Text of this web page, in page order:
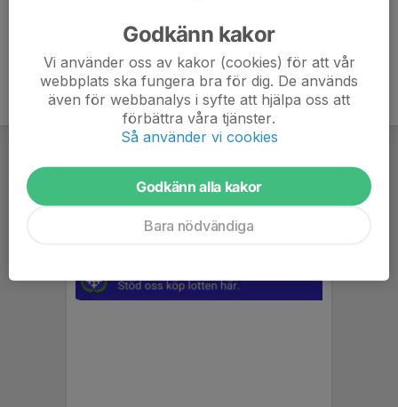
Godkänn kakor
Vi använder oss av kakor (cookies) för att vår
webbplats ska fungera bra för dig. De används
även för webbanalys i syfte att hjälpa oss att
förbättra våra tjänster.
Så använder vi cookies
Godkänn alla kakor
Bara nödvändiga